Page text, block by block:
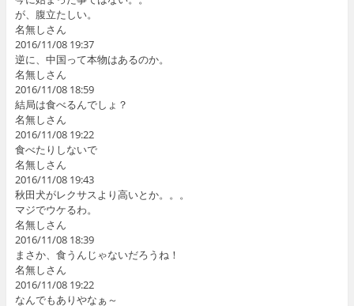
が、腹立たしい。
名無しさん
2016/11/08 19:37
逆に、中国って本物はあるのか。
名無しさん
2016/11/08 18:59
結局は食べるんでしょ？
名無しさん
2016/11/08 19:22
食べたりしないで
名無しさん
2016/11/08 19:43
秋田犬がレクサスより高いとか。。。
マジでウケるわ。
名無しさん
2016/11/08 18:39
まさか、食うんじゃないだろうね！
名無しさん
2016/11/08 19:22
なんでもありやなぁ～